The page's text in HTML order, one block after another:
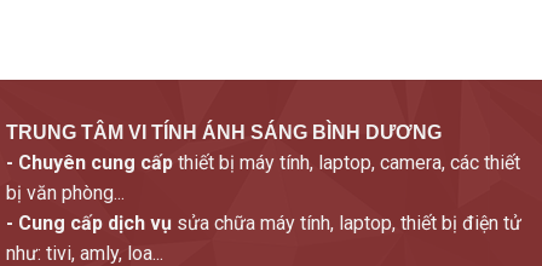
TRUNG TÂM VI TÍNH ÁNH SÁNG BÌNH DƯƠNG
- Chuyên cung cấp thiết bị máy tính, laptop, camera, các thiết
bị văn phòng...
- Cung cấp dịch vụ sửa chữa máy tính, laptop, thiết bị điện tử
như: tivi, amly, loa...